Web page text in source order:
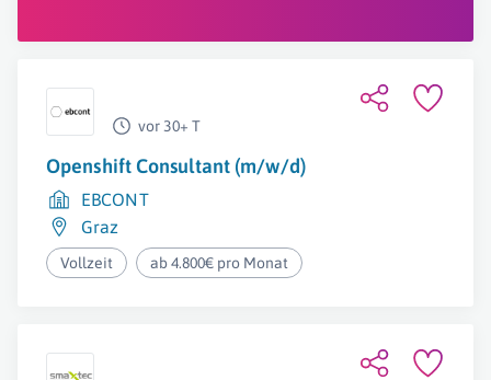
vor 30+ T
Openshift Consultant (m/w/d)
EBCONT
Graz
Vollzeit ab 4.800€ pro Monat